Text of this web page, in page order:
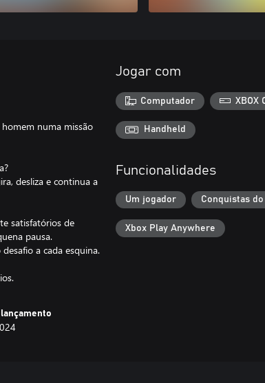
numa missão
desliza e continua a
satisfatórios de
pausa.
a cada esquina.
lançamento
Jogar com
Computador XBOX
Handheld
Funcionalidades
Um jogador Conquistas do
Xbox Play Anywhere